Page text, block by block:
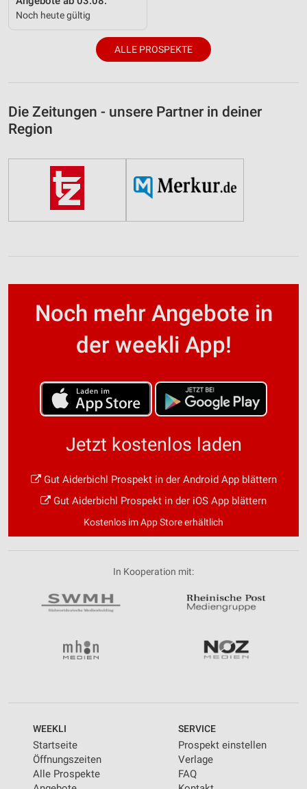
Noch heute gültig
ALLE PROSPEKTE
Die Zeitungen - unsere Partner in deiner
Region
Noch mehr Angebote in
der weekli App!
Jetzt kostenlos laden
Gut Aiderbichl Prospekt in der Android App blättern
Gut Aiderbichl Prospekt in der iOS App blättern
Kostenlos im App Store erhältlich
In Kooperation mit:
WEEKLI
Startseite
Öffnungszeiten
Alle Prospekte
SERVICE
Prospekt einstellen
Verlage
FAQ